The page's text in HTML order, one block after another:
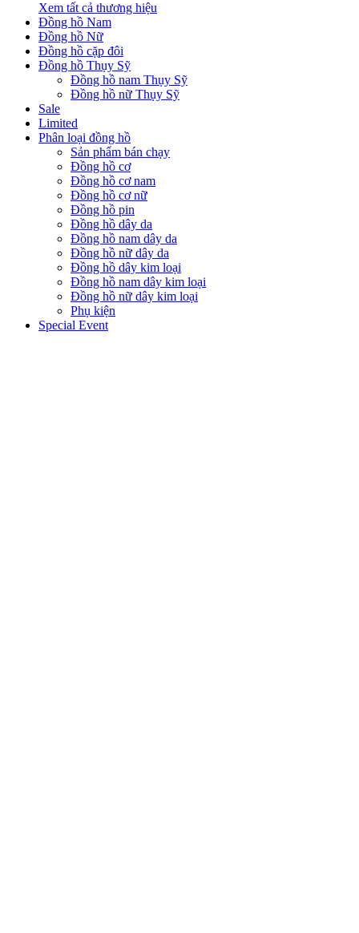
Xem tất cả thương hiệu
Đồng hồ Nam
Đồng hồ Nữ
Đồng hồ cặp đôi
Đồng hồ Thụy Sỹ
Đồng hồ nam Thụy Sỹ
Đồng hồ nữ Thụy Sỹ
Sale
Limited
Phân loại đồng hồ
Sản phẩm bán chạy
Đồng hồ cơ
Đồng hồ cơ nam
Đồng hồ cơ nữ
Đồng hồ pin
Đồng hồ dây da
Đồng hồ nam dây da
Đồng hồ nữ dây da
Đồng hồ dây kim loại
Đồng hồ nam dây kim loại
Đồng hồ nữ dây kim loại
Phụ kiện
Special Event